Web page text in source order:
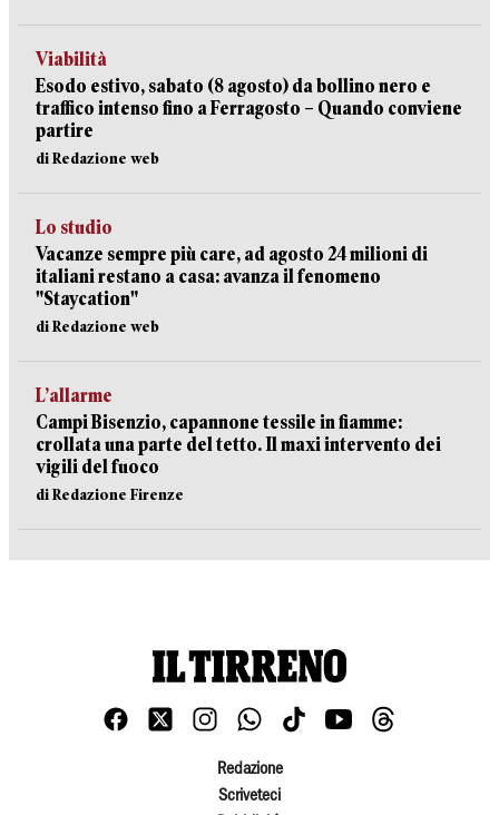
Viabilità
Esodo estivo, sabato (8 agosto) da bollino nero e
traffico intenso fino a Ferragosto – Quando conviene
partire
di Redazione web
Lo studio
Vacanze sempre più care, ad agosto 24 milioni di
italiani restano a casa: avanza il fenomeno
"Staycation"
di Redazione web
L’allarme
Campi Bisenzio, capannone tessile in fiamme:
crollata una parte del tetto. Il maxi intervento dei
vigili del fuoco
di Redazione Firenze
Redazione
Scriveteci